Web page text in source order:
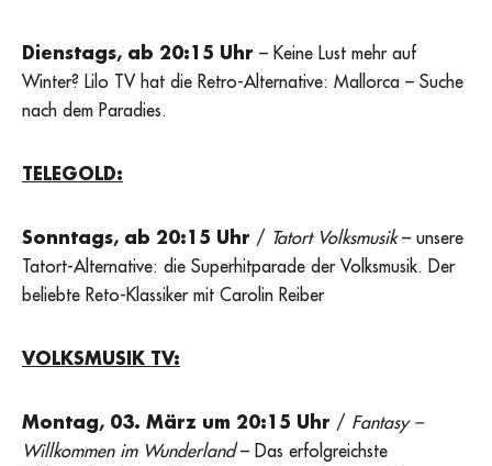
Dienstags, ab 20:15 Uhr – Keine Lust mehr auf
Winter? Lilo TV hat die Retro-Alternative: Mallorca – Suche
nach dem Paradies.
TELEGOLD:
Sonntags, ab 20:15 Uhr / Tatort Volksmusik– unsere
Tatort-Alternative: die Superhitparade der Volksmusik. Der
beliebte Reto-Klassiker mit Carolin Reiber
VOLKSMUSIK TV:
Montag, 03. März um 20:15 Uhr / Fantasy –
Willkommen im Wunderland– Das erfolgreichste